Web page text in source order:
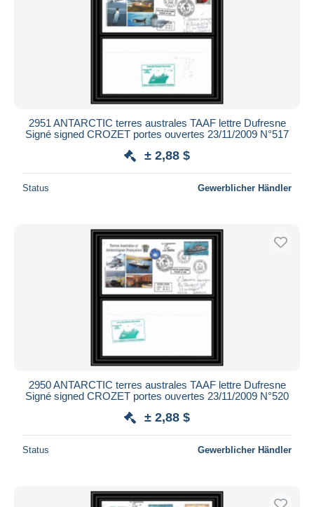
2951 ANTARCTIC terres australes TAAF lettre Dufresne
Signé signed CROZET portes ouvertes 23/11/2009 N°517
± 2,88 $
Status Gewerblicher Händler
2950 ANTARCTIC terres australes TAAF lettre Dufresne
Signé signed CROZET portes ouvertes 23/11/2009 N°520
± 2,88 $
Status Gewerblicher Händler